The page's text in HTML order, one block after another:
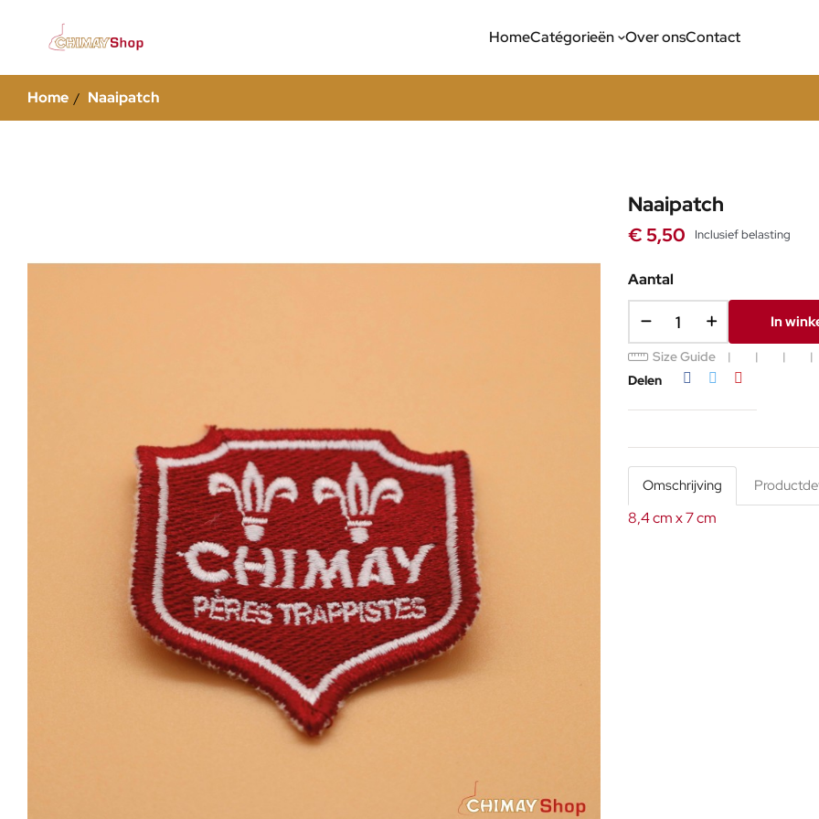
HomeCatégorieën Over onsContact
Home Naaipatch
Naaipatch
€ 5,50 Inclusief belasting
Aantal
In
Size Guide
Delen
Delen Tweet Pinterest
Omschrijving
8,4 cm x 7 cm